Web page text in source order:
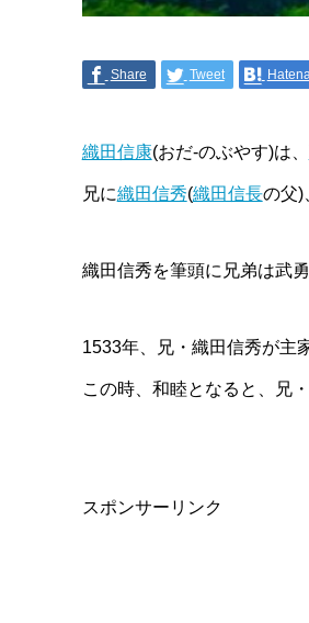
Share Tweet
織田信康(おだ-のぶやす)は、
兄に織田信秀(織田信長の父)
織田信秀を筆頭に兄弟は武
1533年、兄・織田信秀が主
この時、和睦となると、兄
スポンサーリンク